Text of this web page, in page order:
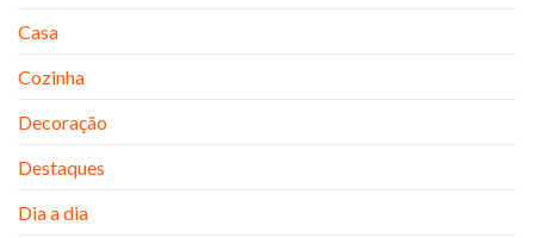
Casa
Cozinha
Decoração
Destaques
Dia a dia